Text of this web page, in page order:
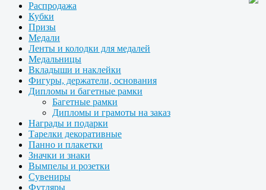
Распродажа
Кубки
Призы
Медали
Ленты и колодки для медалей
Медальницы
Вкладыши и наклейки
Фигуры, держатели, основания
Дипломы и багетные рамки
Багетные рамки
Дипломы и грамоты на заказ
Награды и подарки
Тарелки декоративные
Панно и плакетки
Значки и знаки
Вымпелы и розетки
Сувениры
Футляры